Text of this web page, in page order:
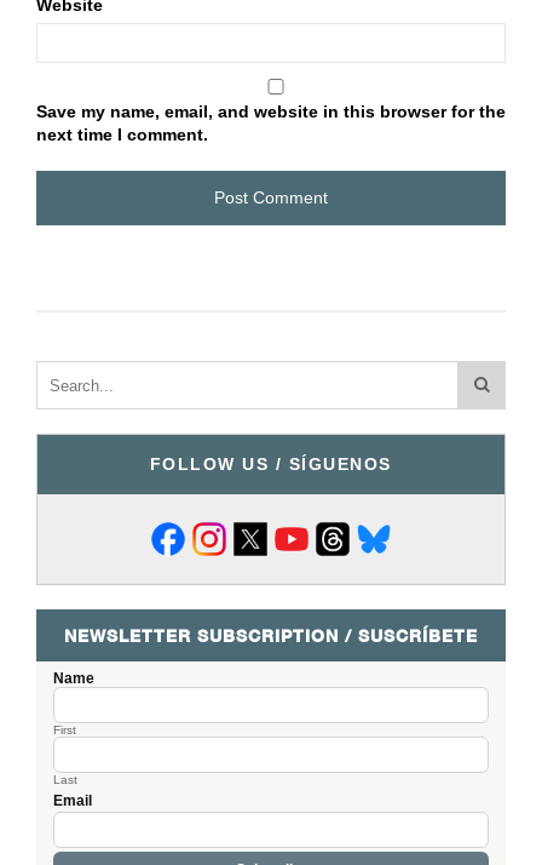
Website
Save my name, email, and website in this browser for the
next time I comment.
FOLLOW US / SÍGUENOS
NEWSLETTER SUBSCRIPTION / SUSCRÍBETE
Name
First
Last
Email